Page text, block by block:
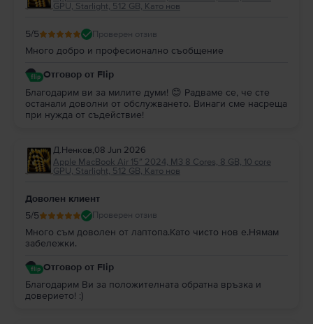
GPU, Starlight, 512 GB, Като нов
5/5 Проверен отзив
Много добро и професионално съобщение
Отговор от Flip
Благодарим ви за милите думи! 😊 Радваме се, че сте
останали доволни от обслужването. Винаги сме насреща
при нужда от съдействие!
Д.Ненков,08 Jun 2026
Apple MacBook Air 15″ 2024, M3 8 Cores, 8 GB, 10 core
GPU, Starlight, 512 GB, Като нов
Доволен клиент
5/5 Проверен отзив
Много съм доволен от лаптопа.Като чисто нов е.Нямам
забележки.
Отговор от Flip
Благодарим Ви за положителната обратна връзка и
доверието! :)